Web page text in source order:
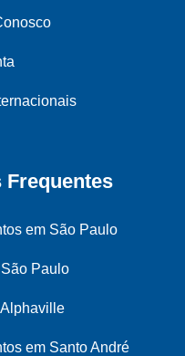
Frequentes
em São Paulo
Paulo
em Santo André